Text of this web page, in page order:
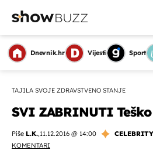
Dnevnik.hr Vijesti Sport
TAJILA SVOJE ZDRAVSTVENO STANJE
SVI ZABRINUTI
Piše L.K.,11.12.2016 @ 14:00
CELEBRITY
KOMENTARI